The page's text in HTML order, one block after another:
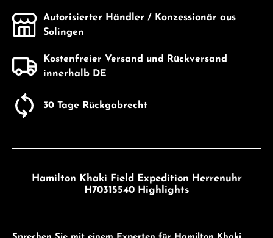
Autorisierter Händler / Konzessionär aus
Solingen
Kostenfreier Versand und Rückversand
innerhalb DE
30 Tage Rückgabrecht
Hamilton Khaki Field Expedition Herrenuhr
H70315540 Highlights